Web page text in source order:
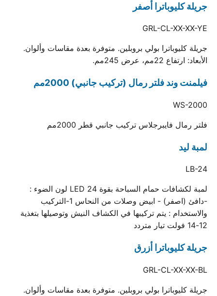
جريلة كليوباترا أصفر
GRL-CL-XX-XX-YE
جريلة كليوباترا بولي بروبلين. متوفرة بعدة مقاسات وألوان.
الأبعاد: ارتفاع 22مم، عرض 245مم.
فيلمنت وند فلتر رمال (تركيب جانبي) 2000مم
WS-2000
فلتر رمال فايبرجلاس تركيب جانبي قطر 2000مم
لمبة ليد
LB-24
لمبة لكشافات حمام السباحة بقوة 24 LED لون الضوء :
-دافئ (اصفر) - ابيض وصلات من النحاس 1-التركيب
والاستخدام : يتم تركيبها في الكشاف النيش وتوصيلها بتغذية
12-14 فولت تيار متردد
جريلة كليوباترا أزرق
GRL-CL-XX-XX-BL
جريلة كليوباترا بولي بروبلين. متوفرة بعدة مقاسات وألوان.